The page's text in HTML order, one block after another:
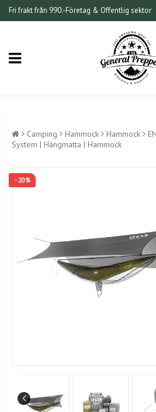
Fri frakt från 990:-Företag & Offentlig sektor
Camping Hammock Hammock
System | Hängmatta | Hammock
- 20%